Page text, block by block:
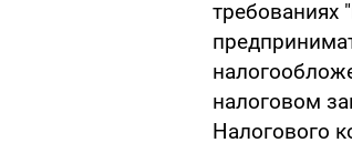
требованиях
налоговом
Налогового